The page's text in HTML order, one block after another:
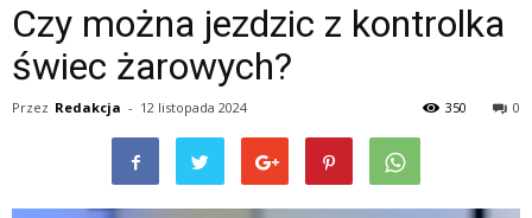
Czy można jezdzic z kontrolka
świec żarowych?
Przez Redakcja - 12 listopada 2024 0
350